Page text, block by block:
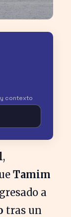
contexto
,
Tamim
a
tras un